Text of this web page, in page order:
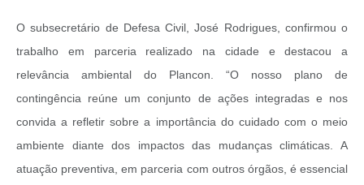
O subsecretário de Defesa Civil, José Rodrigues, confirmou o
trabalho em parceria realizado na cidade e destacou a
relevância ambiental do Plancon. “O nosso plano de
contingência reúne um conjunto de ações integradas e nos
convida a refletir sobre a importância do cuidado com o meio
ambiente diante dos impactos das mudanças climáticas. A
atuação preventiva, em parceria com outros órgãos, é essencial